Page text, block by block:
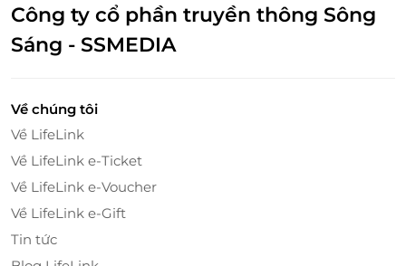
Vị trí thuận tiện tại trung tâm thành phố
Brown Dot Hotel
tại Thành phố Hồ Chí Minh, chỉ cách
Công ty cổ phần truyền thông Sông
Sáng - SSMEDIA
Về chúng tôi
Về LifeLink
Về LifeLink e-Ticket
Về LifeLink e-Voucher
Về LifeLink e-Gift
Tin tức